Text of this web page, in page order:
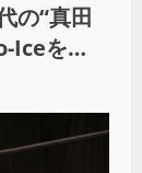
の“真田
Iceを
な」